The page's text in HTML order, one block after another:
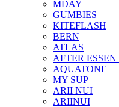
MDAY
GUMBIES
KITEFLASH
BERN
ATLAS
AFTER
AQUATONE
MY SUP
ARII NUI
ARIINUI